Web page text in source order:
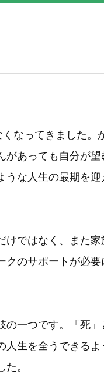
なってきました。
があっても自分が
うな人生の最期を迎
けではなく、また
クのサポートが必
の一つです。「死」
人生を全うできる
。